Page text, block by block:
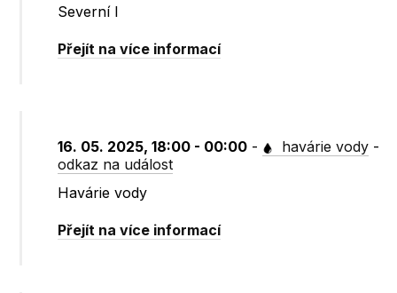
Severní I
Přejít na více informací
16. 05. 2025, 18:00 - 00:00 - havárie vody -
odkaz na událost
Havárie vody
Přejít na více informací